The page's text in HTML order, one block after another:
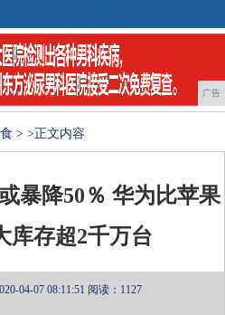
广告
> >正文内容
暴降50％ 华为比苹果
库存超2千万台
04-07 08:11:51 阅读：1127